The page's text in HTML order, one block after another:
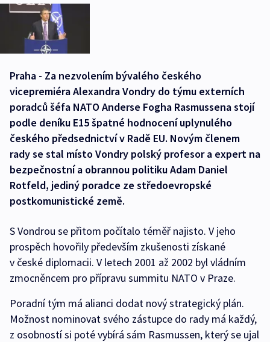
Praha - Za nezvolením bývalého českého
vicepremiéra Alexandra Vondry do týmu externích
poradců šéfa NATO Anderse Fogha Rasmussena stojí
podle deníku E15 špatné hodnocení uplynulého
českého předsednictví v Radě EU. Novým členem
rady se stal místo Vondry polský profesor a expert na
bezpečnostní a obrannou politiku Adam Daniel
Rotfeld, jediný poradce ze středoevropské
postkomunistické země.
S Vondrou se přitom počítalo téměř najisto. V jeho
prospěch hovořily především zkušenosti získané
v české diplomacii. V letech 2001 až 2002 byl vládním
zmocněncem pro přípravu summitu NATO v Praze.
Poradní tým má alianci dodat nový strategický plán.
Možnost nominovat svého zástupce do rady má každý,
z osobností si poté vybírá sám Rasmussen, který se ujal